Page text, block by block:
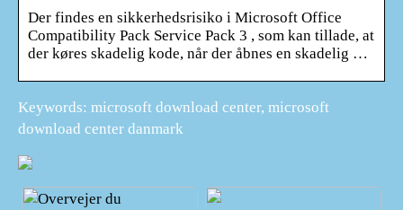
Der findes en sikkerhedsrisiko i Microsoft Office
Compatibility Pack Service Pack 3 , som kan tillade, at
der køres skadelig kode, når der åbnes en skadelig …
Keywords: microsoft download center, microsoft
download center danmark